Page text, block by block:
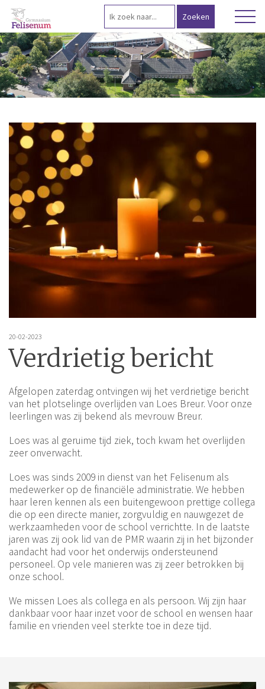
20-02-2023
Verdrietig bericht
Afgelopen zaterdag ontvingen wij het verdrietige bericht
van het plotselinge overlijden van Loes Breur. Voor onze
leerlingen was zij bekend als mevrouw Breur.
Loes was al geruime tijd ziek, toch kwam het overlijden
zeer onverwacht.
Loes was sinds 2009 in dienst van het Felisenum als
medewerker op de financiële administratie. We hebben
haar leren kennen als een buitengewoon prettige collega
die op een directe manier, zorgvuldig en nauwgezet de
werkzaamheden voor de school verrichtte. In de laatste
jaren was zij ook lid van de PMR waarin zij in het bijzonder
aandacht had voor het onderwijs ondersteunend
personeel. Op vele manieren was zij zeer betrokken bij
onze school.
We missen Loes als collega en als persoon. Wij zijn haar
dankbaar voor haar inzet voor de school en wensen haar
familie en vrienden veel sterkte toe in deze tijd.